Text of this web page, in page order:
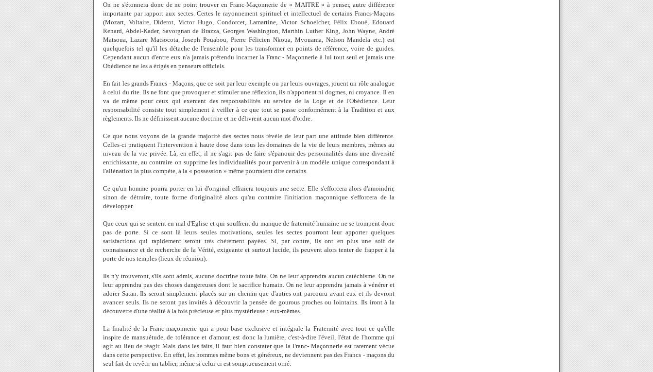
On ne s'étonnera donc de ne point trouver en Franc-Maçonnerie de « MAITRE » à penser, autre différence
importante par rapport aux sectes. Certes le rayonnement spirituel et intellectuel de certains Francs-Maçons
(Mozart, Voltaire, Diderot, Victor Hugo, Condorcet, Lamartine, Victor Schoelcher, Félix Eboué, Edouard
Renard, Abdel-Kader, Savorgnan de Brazza, Georges Washington, Marthin Luther King, John Wayne, André
Matsoua, Lazare Matsocota, Joseph Pouabou, Pierre Félicien Nkoua, Mvouama, Nelson Mandela etc.) est
quelquefois tel qu'il les détache de l'ensemble pour les transformer en points de référence, voire de guides.
Cependant aucun d'entre eux n'a jamais prétendu incarner la Franc - Maçonnerie à lui tout seul et jamais une
Obédience ne les a érigés en penseurs officiels.
En fait les grands Francs - Maçons, que ce soit par leur exemple ou par leurs ouvrages, jouent un rôle analogue
à celui du rite. Ils ne font que provoquer et stimuler une réflexion, ils n'apportent ni dogmes, ni croyance. Il en
va de même pour ceux qui exercent des responsabilités au service de la Loge et de l'Obédience. Leur
responsabilité consiste tout simplement à veiller à ce que tout se passe conformément à la Tradition et aux
règlements. Ils ne définissent aucune doctrine et ne délivrent aucun mot d'ordre.
Ce que nous voyons de la grande majorité des sectes nous révèle de leur part une attitude bien différente.
Celles-ci pratiquent l'intervention à haute dose dans tous les domaines de la vie de leurs membres, mêmes au
niveau de la vie privée. Là, en effet, il ne s'agit pas de faire s'épanouir des personnalités dans une diversité
enrichissante, au contraire on supprime les individualités pour parvenir à un modèle unique correspondant à
l'aliénation la plus compète, à la « possession » même pourraient dire certains.
Ce qu'un homme pourra porter en lui d'original effraiera toujours une secte. Elle s'efforcera alors d'amoindrir,
sinon de détruire, toute forme d'originalité alors qu'au contraire l'initiation maçonnique s'efforcera de la
développer.
Que ceux qui se sentent en mal d'Eglise et qui souffrent du manque de fraternité humaine ne se trompent donc
pas de porte. Si ce sont là leurs seules motivations, seules les sectes pourront leur apporter quelques
satisfactions qui rapidement seront très chèrement payées. Si, par contre, ils ont en plus une soif de
connaissance et de recherche de la Vérité, exigeante et surtout lucide, ils peuvent alors tenter de frapper à la
porte de nos temples (lieux de réunion).
Ils n'y trouveront, s'ils sont admis, aucune doctrine toute faite. On ne leur apprendra aucun catéchisme. On ne
leur apprendra pas des choses dangereuses dont le sacrifice humain. On ne leur apprendra jamais à vénérer et
adorer Satan. Ils seront simplement placés sur un chemin que d'autres ont parcouru avant eux et ils devront
avancer seuls. Ils ne seront pas invités à découvrir la pensée de gourous proches ou lointains. Ils iront à la
découverte d'une réalité à la fois précieuse et plus mystérieuse : eux-mêmes.
La finalité de la Franc-maçonnerie qui a pour base exclusive et intégrale la Fraternité avec tout ce qu'elle
inspire de mansuétude, de tolérance et d'amour, est donc la lumière, c'est-à-dire l'éveil, l'état de l'homme qui
agit au lieu de réagir. Mais dans les faits, il faut bien constater que la Franc- Maçonnerie est rarement vécue
dans cette perspective. En effet, les hommes même bons et généreux, ne deviennent pas des Francs - maçons du
seul fait de revêtir un tablier, même si celui-ci est somptueusement orné.